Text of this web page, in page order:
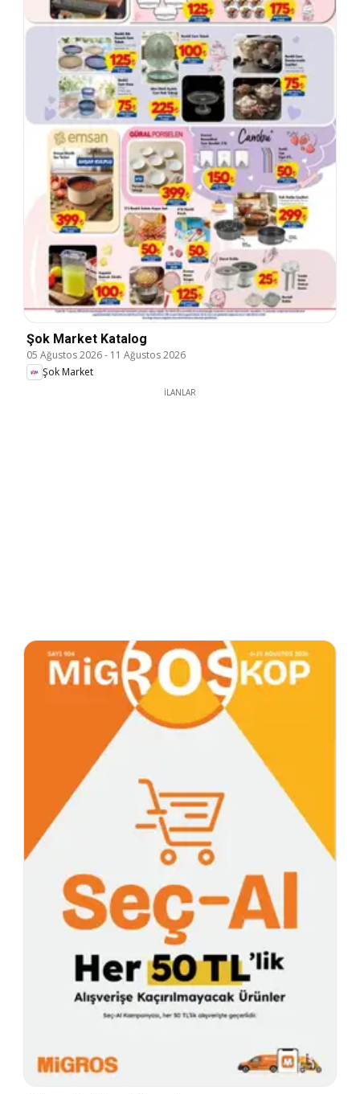
Şok Market Katalog
05 Ağustos 2026- 11 Ağustos 2026
Şok Market
İLANLAR